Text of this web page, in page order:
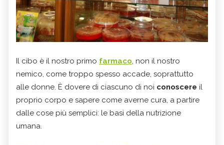
Il cibo è il nostro primo farmaco, non il nostro
nemico, come troppo spesso accade, soprattutto
alle donne. È dovere di ciascuno di noi conoscere il
proprio corpo e sapere come averne cura, a partire
dalle cose più semplici: le basi della nutrizione
umana.